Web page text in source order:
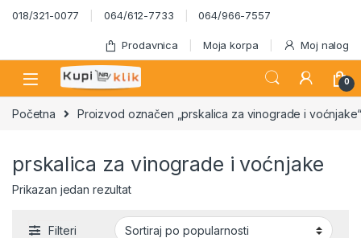
Skip to navigation
Skip to content
018/321-0077 064/612-7733 064/966-7557
Prodavnica Moja korpa Moj nalog
0
Početna Proizvod označen „prskalica za vinograde i voćnjake“
prskalica za vinograde i voćnjake
Prikazan jedan rezultat
Filteri